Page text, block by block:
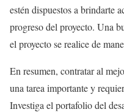
estén dispuestos a brindarte
progreso del proyecto. Una
el proyecto se realice de
En resumen, contratar al
una tarea importante y
Investiga el portafolio del